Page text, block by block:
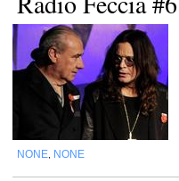
NONE NONE